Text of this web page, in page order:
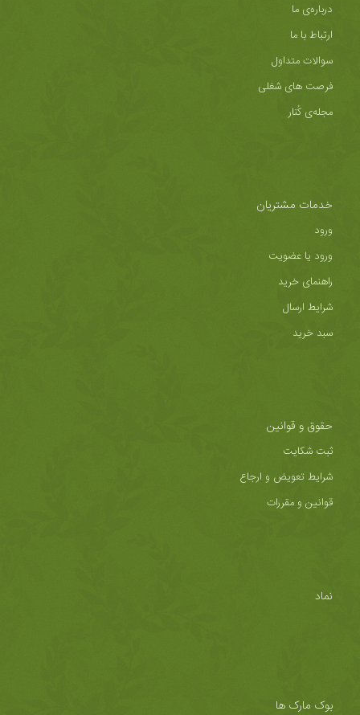
درباره‌ی ما
ارتباط با ما
سوالات متداول
فرصت های شغلی
مجله‌ی کُنار
خدمات مشتریان
ورود
ورود یا عضویت
راهنمای خرید
شرایط ارسال
سبد خرید
حقوق و قوانین
ثبت شکایت
شرایط تعویض و ارجاع
قوانین و مقررات
نماد
بوک مارک ها